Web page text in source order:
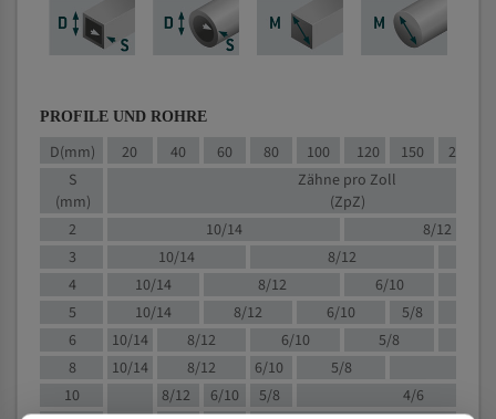
PROFILE UND ROHRE
D(mm) 20 40 60 80 100 120 150 200
S
(mm)
Zähne pro Zoll
(ZpZ)
2
10/14
8/12
3
10/14 8/12
4
10/14 8/12 6/10
5
10/14 8/12 6/10
5/8
6
10/14 8/12 6/10
5/8
8
10/14 8/12 6/10 5/8
10
8/12 6/10 5/8
4/6